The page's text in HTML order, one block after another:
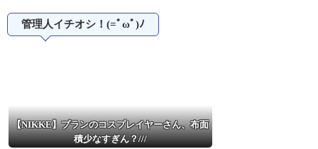
管理人イチオシ！(=ﾟωﾟ)ﾉ
【NIKKE】ブランのコスプレイヤーさん、布面
積少なすぎん？///